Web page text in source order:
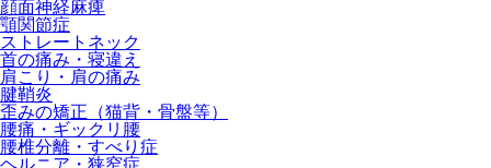
顔面神経麻痺
顎関節症
ストレートネック
首の痛み・寝違え
肩こり・肩の痛み
腱鞘炎
歪みの矯正（猫背・骨盤等）
腰痛・ギックリ腰
腰椎分離・すべり症
ヘルニア・狭窄症